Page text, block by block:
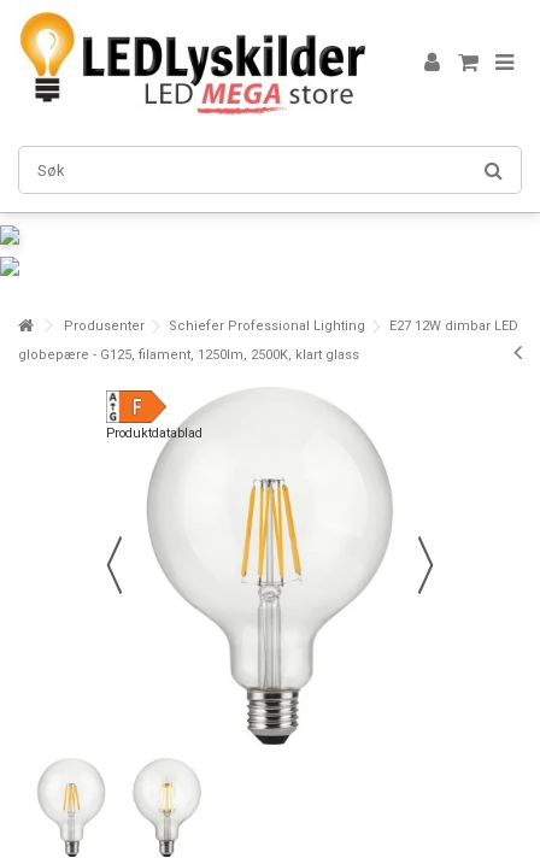
Produsenter Schiefer Professional Lighting
E27 12W dimbar LED
globepære - G125, filament, 1250lm, 2500K, klart glass
Produktdatablad